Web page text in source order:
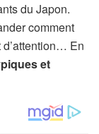
du Japon.
comment
d’attention… En
et